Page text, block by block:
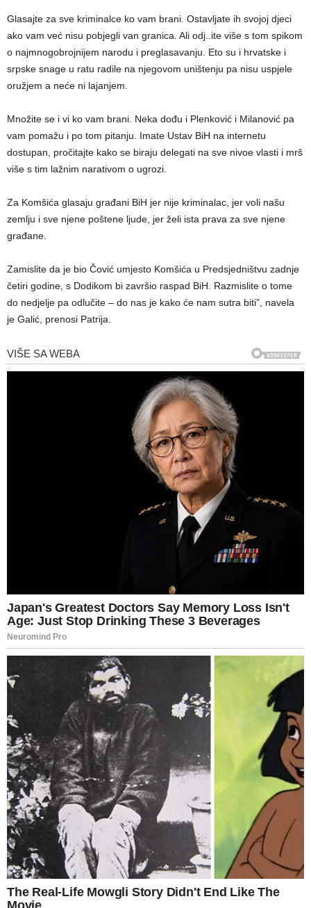
Glasajte za sve kriminalce ko vam brani. Ostavljate ih svojoj djeci
ako vam već nisu pobjegli van granica. Ali odj..ite više s tom spikom
o najmnogobrojnijem narodu i preglasavanju. Eto su i hrvatske i
srpske snage u ratu radile na njegovom uništenju pa nisu uspjele
oružjem a neće ni lajanjem.
Množite se i vi ko vam brani. Neka dođu i Plenković i Milanović pa
vam pomažu i po tom pitanju. Imate Ustav BiH na internetu
dostupan, pročitajte kako se biraju delegati na sve nivoe vlasti i mrš
više s tim lažnim narativom o ugrozi.
Za Komšića glasaju građani BiH jer nije kriminalac, jer voli našu
zemlju i sve njene poštene ljude, jer želi ista prava za sve njene
građane.
Zamislite da je bio Čović umjesto Komšića u Predsjedništvu zadnje
četiri godine, s Dodikom bi završio raspad BiH. Razmislite o tome
do nedjelje pa odlučite – do nas je kako će nam sutra biti”, navela
je Galić, prenosi Patrija.